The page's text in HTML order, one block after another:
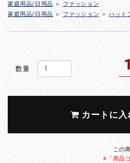
家庭用品/日用品 ＞
ファッション
家庭用品/日用品 ＞ ファッション ＞ ハット
数量
カートに入
この
※「商品